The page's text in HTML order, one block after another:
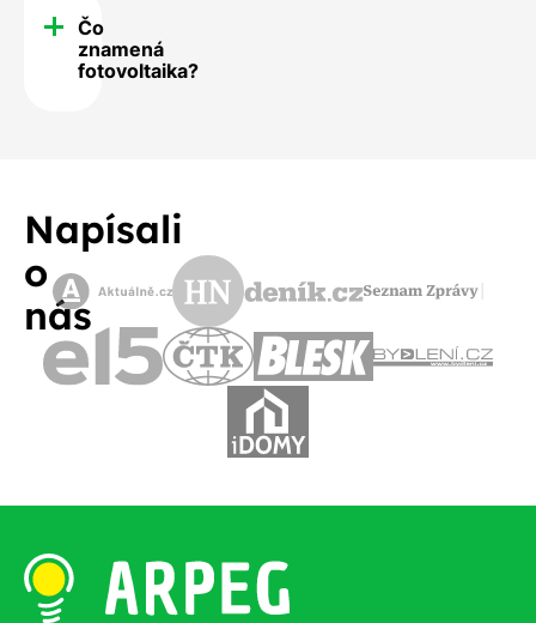
Čo
znamená
fotovoltaika?
Napísali
o
nás